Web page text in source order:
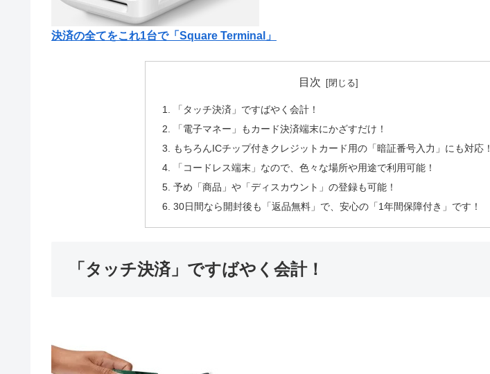
決済の全てをこれ1台で「Square Terminal」
目次
「タッチ決済」ですばやく会計！
「電子マネー」もカード決済端末にかざすだけ！
もちろんICチップ付きクレジットカード用の「暗証番号入力」にも対応！
「コードレス端末」なので、色々な場所や用途で利用可能！
予め「商品」や「ディスカウント」の登録も可能！
30日間なら開封後も「返品無料」で、安心の「1年間保障付き」です！
「タッチ決済」ですばやく会計！